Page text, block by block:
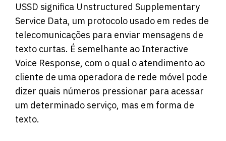
USSD significa Unstructured Supplementary
Service Data, um protocolo usado em redes de
telecomunicações para enviar mensagens de
texto curtas. É semelhante ao Interactive
Voice Response, com o qual o atendimento ao
cliente de uma operadora de rede móvel pode
dizer quais números pressionar para acessar
um determinado serviço, mas em forma de
texto.